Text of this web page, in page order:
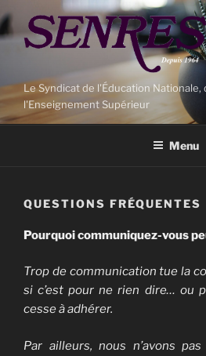
au
contenu
Le Syndicat de l'Éducation Nationale,
l'Enseignement Supérieur
Menu
QUESTIONS FRÉQUENTES
Pourquoi communiquez-vous
Trop de communication tue la
si c’est pour ne rien dire… ou
cesse à adhérer.
Par ailleurs, nous n’avons